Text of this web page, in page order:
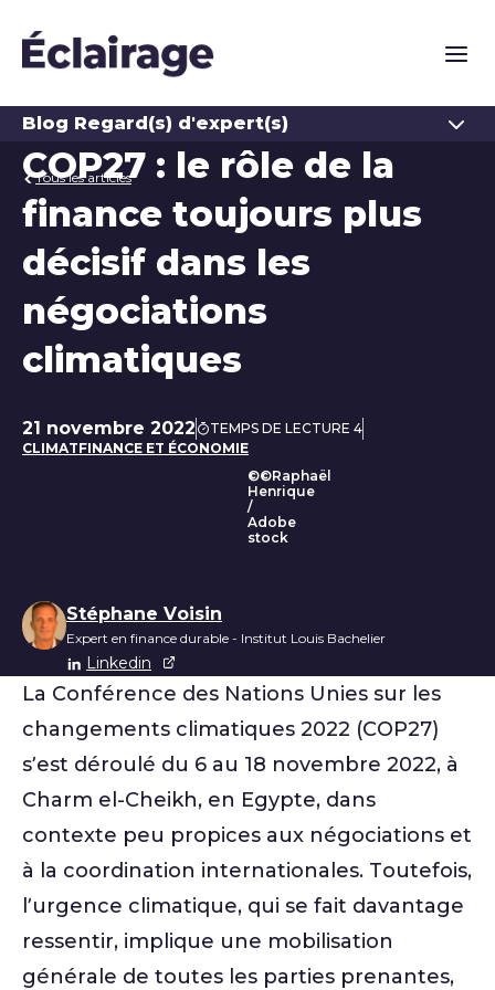
Blog Regard(s) d'expert(s)
Tous les articles
COP27 : le rôle de la
finance toujours plus
décisif dans les
négociations
climatiques
Date de publication
21 novembre 2022
TEMPS DE LECTURE 4
CLIMATFINANCE ET ÉCONOMIE
©©Raphaël
Henrique
/
Adobe
stock
Liste des auteurs
Stéphane Voisin
Expert en finance durable - Institut Louis Bachelier
Linkedin
La Conférence des Nations Unies sur les
changements climatiques 2022 (COP27)
s’est déroulé du 6 au 18 novembre 2022, à
Charm el-Cheikh, en Egypte, dans
contexte peu propices aux négociations et
à la coordination internationales. Toutefois,
l’urgence climatique, qui se fait davantage
ressentir, implique une mobilisation
générale de toutes les parties prenantes,